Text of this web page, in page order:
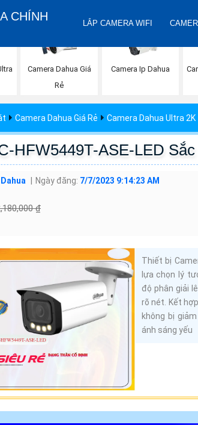
CHÍNH
LẮP CAMERA WIFI
Camera Dahua Giá
Rẻ
Camera Ip Dahua
Camera Dahua Giá Rẻ Camera Dahua Ultra 2K
HFW5449T-ASE-LED
Dahua Ngày đăng: 7/7/2023 9:14:23 AM
₫
Thiết bị
lựa chọn lý
độ phân giải
rõ nét. Kết
không bị
ánh sáng yếu